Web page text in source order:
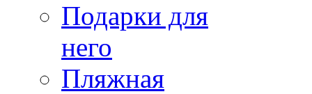
Подарки для
него
Пляжная